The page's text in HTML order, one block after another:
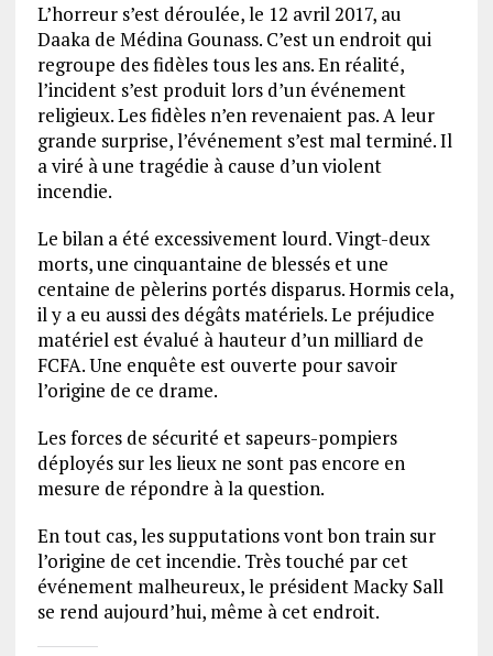
L’horreur s’est déroulée, le 12 avril 2017, au
Daaka de Médina Gounass. C’est un endroit qui
regroupe des fidèles tous les ans. En réalité,
l’incident s’est produit lors d’un événement
religieux. Les fidèles n’en revenaient pas. A leur
grande surprise, l’événement s’est mal terminé. Il
a viré à une tragédie à cause d’un violent
incendie.
Le bilan a été excessivement lourd. Vingt-deux
morts, une cinquantaine de blessés et une
centaine de pèlerins portés disparus. Hormis cela,
il y a eu aussi des dégâts matériels. Le préjudice
matériel est évalué à hauteur d’un milliard de
FCFA. Une enquête est ouverte pour savoir
l’origine de ce drame.
Les forces de sécurité et sapeurs-pompiers
déployés sur les lieux ne sont pas encore en
mesure de répondre à la question.
En tout cas, les supputations vont bon train sur
l’origine de cet incendie. Très touché par cet
événement malheureux, le président Macky Sall
se rend aujourd’hui, même à cet endroit.